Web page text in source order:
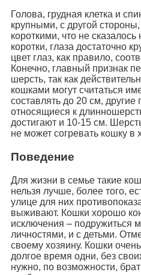
Голова, грудная клетка и
крупными, с другой
короткими, что не
коротки, глаза достаточно
цвет глаз, как правило,
Конечно, главный признак
шерсть, так как
кошками могут считаться
составлять до 20 см,
относящиеся к
достигают и 10-15 см.
не может согревать кошку в
Поведение
Для жизни в семье такие
нельзя лучше, более того,
улице для них
выживают. Кошки хорошо
исключения – подружиться
личностями, и с детьми.
своему хозяину. Кошки
долгое время одни, без
нужно, по возможности,